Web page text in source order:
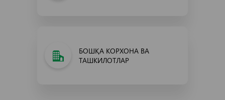
БОШҚА КОРХОНА ВА
ТАШКИЛОТЛАР